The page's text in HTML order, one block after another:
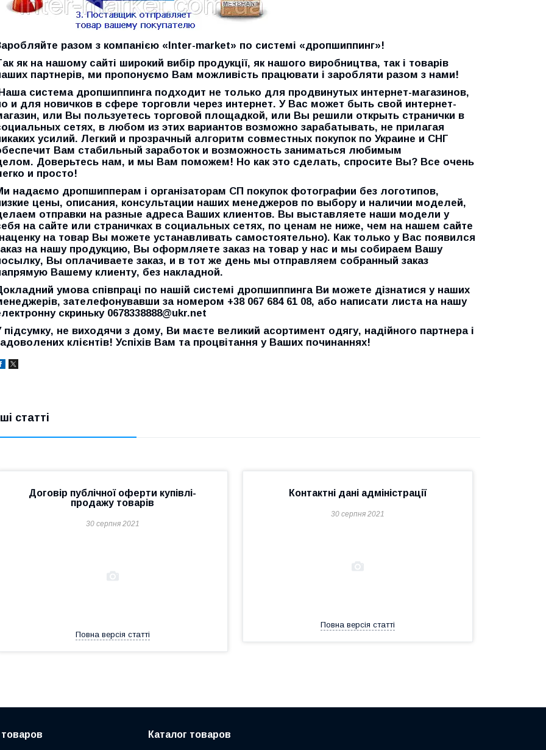
разом з компанією «Inter-market» по системі «дропшиппинг»!
як на нашому сайті широкий вибір продукції, як нашого виробництва, так і товарів
партнерів, ми пропонуємо Вам можливість працювати і заробляти разом з нами!
система дропшиппингаподходит не только для продвинутых интернет-магазинов,
и для новичков в сфере торговли через интернет. У Вас может быть свой интернет-
или Вы пользуетесь торговой площадкой, или Вы решили открыть странички в
сетях, в любом из этих вариантов возможно зарабатывать, не прилагая
усилий. Легкий и прозрачный алгоритм совместных покупок по Украине и СНГ
Вам стабильный заработок и возможность заниматься любимым
Доверьтесь нам, и мы Вам поможем! Но как это сделать, спросите Вы? Все очень
и просто!
надаємо дропшипперам і організаторам СП покупокфотографии без логотипов,
цены, описания, консультации наших менеджеров по выбору и наличии моделей,
отправки на разные адреса Ваших клиентов. Вы выставляете наши модели у
на сайте или страничках в социальных сетях, по ценам не ниже, чем на нашем сайте
на товар Вы можете устанавливать самостоятельно). Как только у Вас появился
на нашу продукцию, Вы оформляете заказ на товар у нас и мы собираем Вашу
Вы оплачиваете заказ, и в тот же день мы отправляем собранный заказ
Вашему клиенту, без накладной.
умова співпраці по нашій системі дропшиппингаВи можете дізнатися у наших
зателефонувавши за номером +38 067 684 61 08, або написати листа на нашу
скриньку 0678338888@ukr.net
підсумку, не виходячи з дому, Ви маєте великий асортимент одягу, надійного партнера і
клієнтів! Успіхів Вам та процвітання у Ваших починаннях!
статті
Договір публічної оферти купівлі-
продажу товарів
30 серпня 2021
Повна версія статті
Контактні дані адміністрації
30 серпня 2021
Повна версія статті
Каталог товаров